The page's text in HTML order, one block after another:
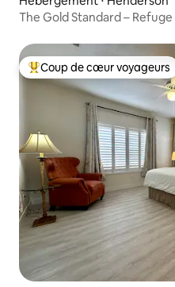
The Gold Standard –
Coups de cœur voyageurs
Coup de cœur voyageurs